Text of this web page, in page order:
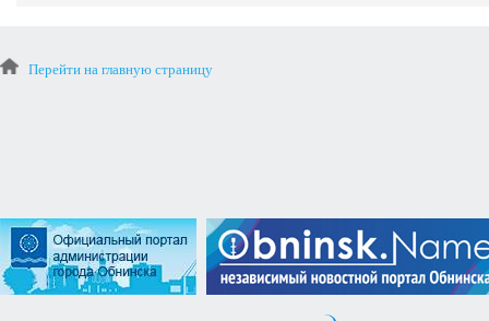
Перейти на главную страницу